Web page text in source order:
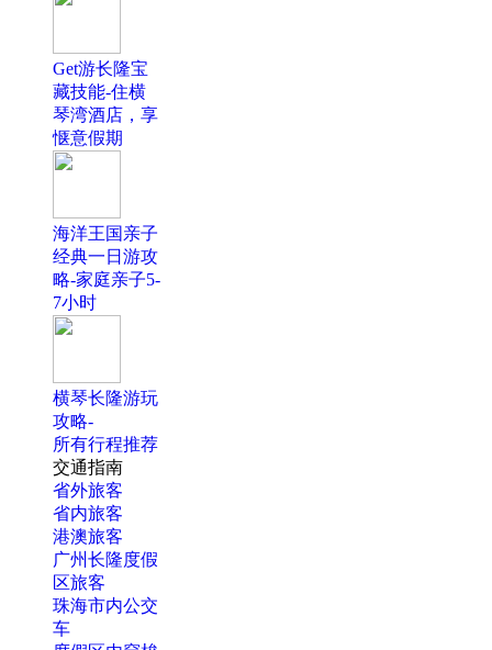
Get游长隆宝
藏技能-住横
琴湾酒店，享
惬意假期
海洋王国亲子
经典一日游攻
略-家庭亲子5-
7小时
横琴长隆游玩
攻略-
所有行程推荐
交通指南
省外旅客
省内旅客
港澳旅客
广州长隆度假
区旅客
珠海市内公交
车